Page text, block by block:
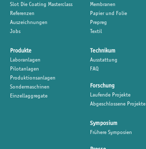
Slot Die Coating Masterclass
Referenzen
Auszeichnungen
Jobs
Produkte
Laboranlagen
Pilotanlagen
Produktionsanlagen
Sondermaschinen
Einzellaggregate
Membranen
Papier und Folie
Prepreg
Textil
Technikum
Ausstattung
FAQ
Forschung
Laufende Projekte
Abgeschlossene Projekte
Symposium
Frühere Symposien